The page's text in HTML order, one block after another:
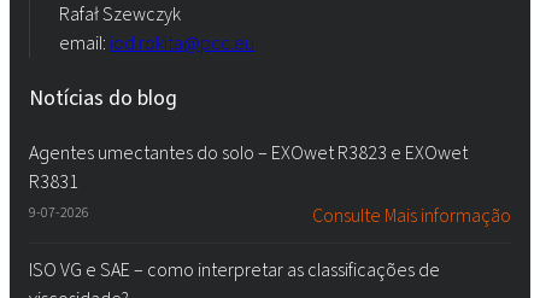
Rafał Szewczyk
email: iod.rokita@pcc.eu
Notícias do blog
Agentes umectantes do solo – EXOwet R3823 e EXOwet
R3831
9-07-2026 Consulte Mais informação
ISO VG e SAE – como interpretar as classificações de